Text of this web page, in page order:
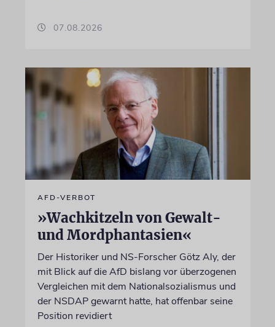
07.08.2026
AFD-VERBOT
»Wachkitzeln von Gewalt-
und Mordphantasien«
Der Historiker und NS-Forscher Götz Aly, der
mit Blick auf die AfD bislang vor überzogenen
Vergleichen mit dem Nationalsozialismus und
der NSDAP gewarnt hatte, hat offenbar seine
Position revidiert